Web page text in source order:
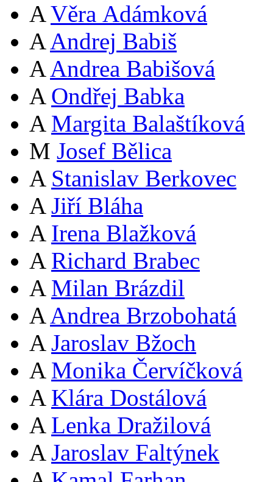
A Věra Adámková
A Andrej Babiš
A Andrea Babišová
A Ondřej Babka
A Margita Balaštíková
M Josef Bělica
A Stanislav Berkovec
A Jiří Bláha
A Irena Blažková
A Richard Brabec
A Milan Brázdil
A Andrea Brzobohatá
A Jaroslav Bžoch
A Monika Červíčková
A Klára Dostálová
A Lenka Dražilová
A Jaroslav Faltýnek